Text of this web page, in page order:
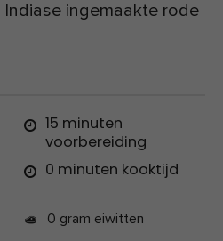
ingemaakte rode
15 minuten
voorbereiding
0 minuten kooktijd
0 gram eiwitten